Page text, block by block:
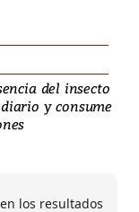
del insecto
y consume
los resultados